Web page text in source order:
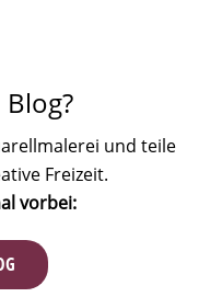
und teile
Freizeit.
vorbei: